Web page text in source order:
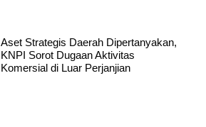
Aset Strategis Daerah Dipertanyakan,
KNPI Sorot Dugaan Aktivitas
Komersial di Luar Perjanjian